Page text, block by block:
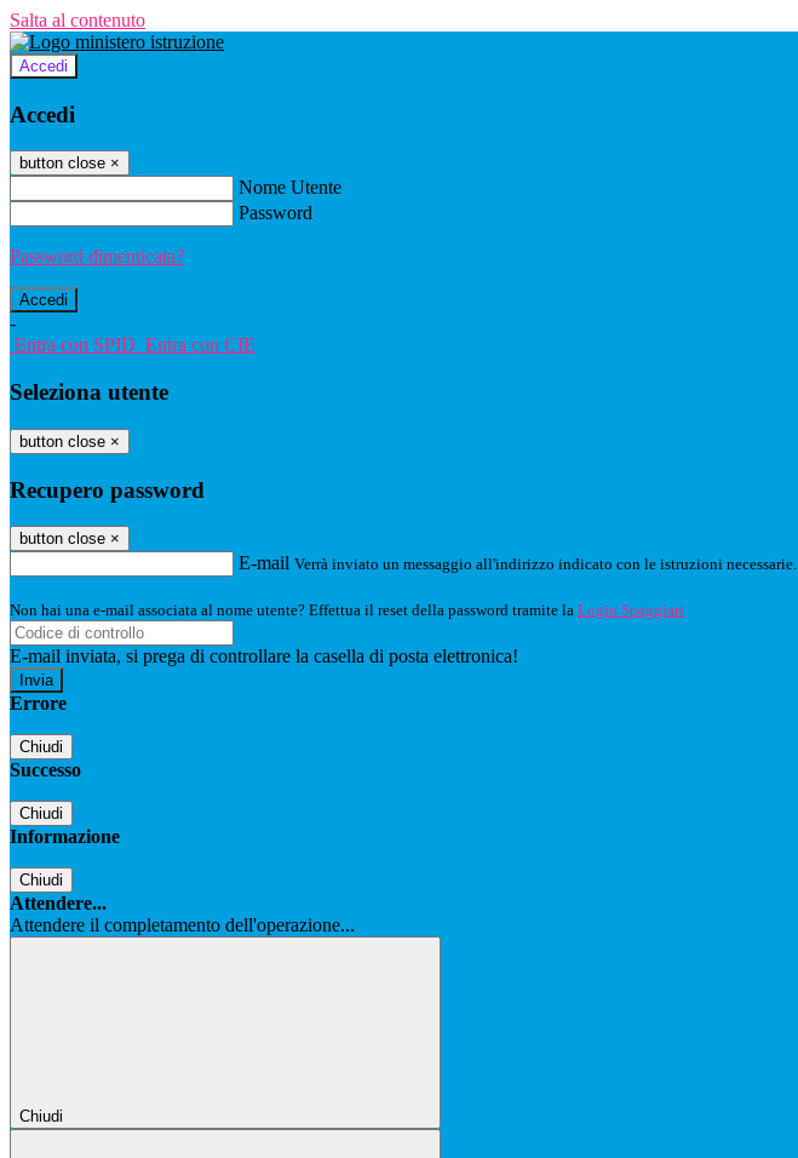
Salta al contenuto
Accedi
Accedi
button close ×
Nome Utente
Password
Password dimenticata?
-
Entra con SPID Entra con CIE
Seleziona utente
button close ×
Recupero password
button close ×
E-mail Verrà inviato un messaggio all'indirizzo indicato con le istruzioni necessarie.
Non hai una e-mail associata al nome utente? Effettua il reset della password tramite la Login Spaggiari
E-mail inviata, si prega di controllare la casella di posta elettronica!
Errore
Chiudi
Successo
Chiudi
Informazione
Chiudi
Attendere...
Attendere il completamento dell'operazione...
Chiudi